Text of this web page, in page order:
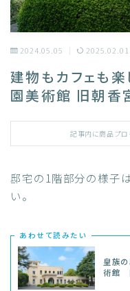
2024.05.05 2025.02.01
建物もカフェも
園美術館 旧朝香
記事内に商品プ
邸宅の1階部分の様子
い。
あわせて読みたい
皇族
術館